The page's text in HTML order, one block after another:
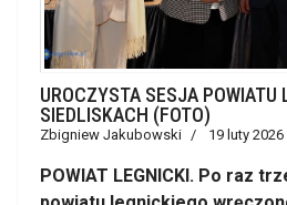
UROCZYSTA SESJA POWIATU
SIEDLISKACH (FOTO)
Zbigniew Jakubowski 19 luty 2026
POWIAT LEGNICKI. Po raz